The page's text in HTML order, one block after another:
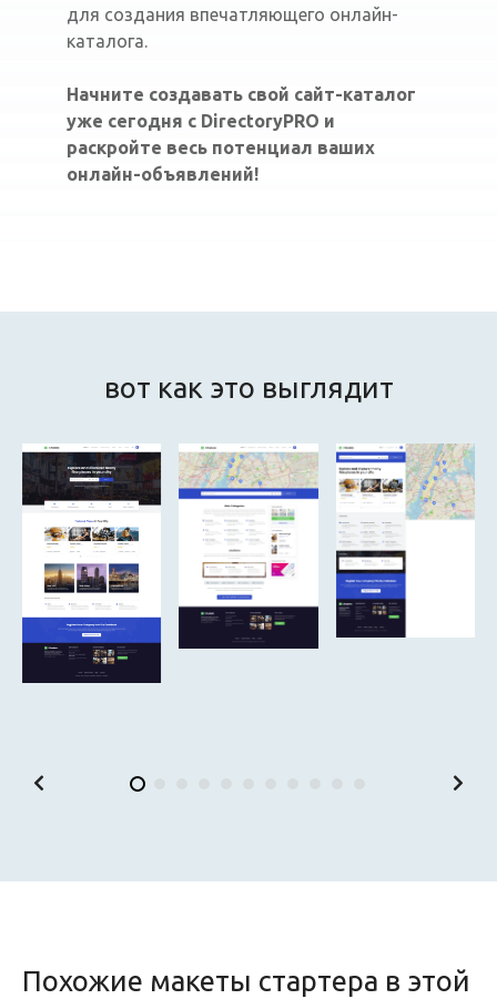
для создания впечатляющего онлайн-
каталога.
Начните создавать свой сайт-каталог
уже сегодня с DirectoryPRO и
раскройте весь потенциал ваших
онлайн-объявлений!
вот как это выглядит
Похожие макеты стартера в этой